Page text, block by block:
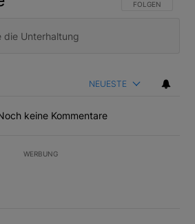
FOLGE DIESER
FOLGEN
NEUESTE
keine Kommentare
WERBUNG